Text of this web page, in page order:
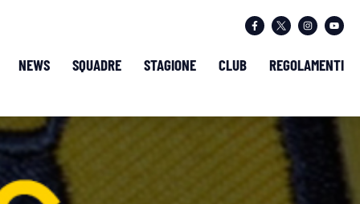
NEWS SQUADRE STAGIONE CLUB REGOLAMENTI